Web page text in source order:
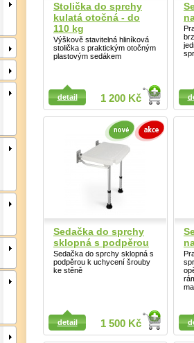
Stolička do sprchy
kulatá otočná - do
110 kg
Výškově stavitelná hliníková
stolička s praktickým otočným
plastovým sedákem
1 200 Kč
detail
Detail
Sedačka do sprchy
sklopná s podpěrou
Sedačka do sprchy sklopná s
podpěrou k uchycení šrouby
ke stěně
1 500 Kč
detail
Detail